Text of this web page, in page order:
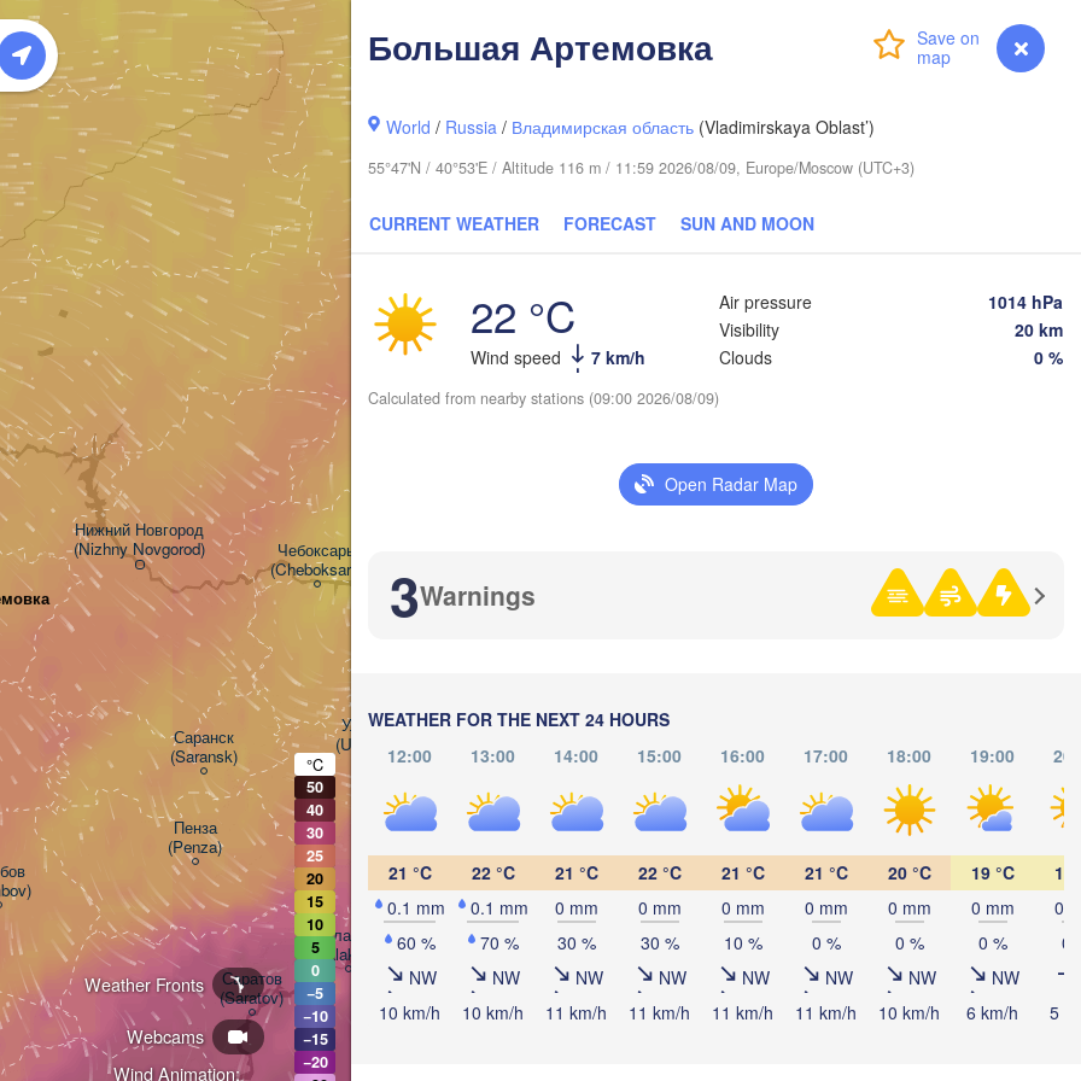
Login myVentusky Forecast
Большая Артемовка
World / Russia / Владимирская область (Vladimirskaya Oblast’)
55°47'N / 40°53'E / Altitude 116 m / 11:59 2026/08/09, Europe/Moscow (UTC+3)
CURRENT WEATHER FORECAST SUN AND MOON
22 °C
Wind speed 7 km/h
Air pressure
1014 hPa
Visibility
20 km
Clouds
0 %
Calculated from nearby stations (09:00 2026/08/09)
Open Radar Map
3Warnings
WEATHER FOR THE NEXT 24 HOURS
12:00
13:00 14:00 15:00 16:00 17:00 18:00 19:00
21 °C
0.1 mm
60 %
NW
10 km/h
22 °C
0.1 mm
70 %
NW
10 km/h
21 °C
0 mm
30 %
NW
11 km/h
22 °C
0 mm
30 %
NW
11 km/h
21 °C
0 mm
10 %
NW
11 km/h
21 °C
0 mm
0 %
NW
11 km/h
20 °C
0 mm
0 %
NW
10 km/h
19 °C
0 mm
0 %
NW
6 km/h
17
0
0
5
Wind Animation:
Webcams
Weather Fronts
Нижний Новгород
(Nizhny Novgorod)
Казань
(Kazan)
Ижевск
(Izhevsk)
(Kirov)
Чебоксары
(Cheboksary)
Самара
Саратов
(Saratov)
Оренбург
(Orenburg)
Ульяновск
(Ul'yanovsk)
Набережные Челны
(Naberezhnye Chelny)
Пенза
(Penza)
Балаково
(Balakovo)
Стерлитамак
(Sterlitamak)
Саранск
(Saransk)
Орал
(Oral)
Березники
(Berezniki)
Нижний Тагил
Орск
(Orsk)
Магнитогорск
(Magnitogorsk)
°C
50
40
30
25
20
15
10
5
0
−5
−10
−15
−20